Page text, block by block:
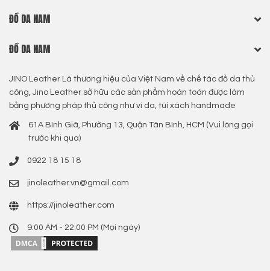
ĐỒ DA NAM
ĐỒ DA NAM
JINO Leather Là thương hiệu của Việt Nam về chế tác đồ da thủ
công, Jino Leather sở hữu các sản phẩm hoàn toàn được làm
bằng phương pháp thủ công như ví da, túi xách handmade
61A Bình Giã, Phường 13, Quận Tân Bình, HCM (Vui lòng gọi
trước khi qua)
0922 18 15 18
jinoleather.vn@gmail.com
https://jinoleather.com
9:00 AM - 22:00 PM (Mọi ngày)